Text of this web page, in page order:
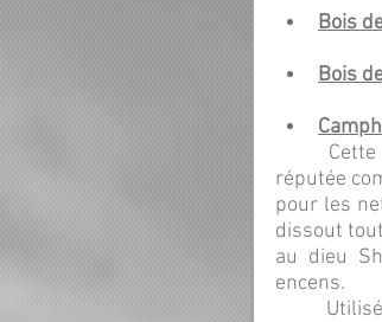
Bois
Bois
réputée
pour les
dissout
au dieu
encens.